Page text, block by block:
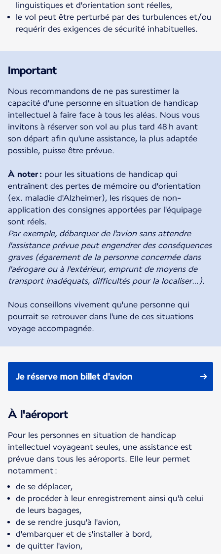
linguistiques et d'orientation sont réelles,
le vol peut être perturbé par des turbulences et/ou
requérir des exigences de sécurité inhabituelles.
Important
Nous recommandons de ne pas surestimer la
capacité d'une personne en situation de handicap
intellectuel à faire face à tous les aléas. Nous vous
invitons à réserver son vol au plus tard 48 h avant
son départ afin qu'une assistance, la plus adaptée
possible, puisse être prévue.
À noter : pour les situations de handicap qui
entraînent des pertes de mémoire ou d'orientation
(ex. maladie d'Alzheimer), les risques de non-
application des consignes apportées par l'équipage
Par exemple, débarquer de l'avion sans attendre
l'assistance prévue peut engendrer des conséquences
graves (égarement de la personne concernée dans
l'aérogare ou à l'extérieur, emprunt de moyens de
transport inadéquats, difficultés pour la localiser…).
Nous conseillons vivement qu'une personne qui
pourrait se retrouver dans l'une de ces situations
voyage accompagnée.
Je réserve mon billet d'avion
À l'aéroport
Pour les personnes en situation de handicap
intellectuel voyageant seules, une assistance est
prévue dans tous les aéroports. Elle leur permet
notamment :
de se déplacer,
de procéder à leur enregistrement ainsi qu'à celui
de leurs bagages,
de se rendre jusqu'à l'avion,
d'embarquer et de s'installer à bord,
de quitter l'avion,